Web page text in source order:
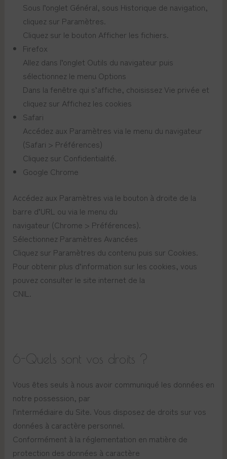
Sous l’onglet Général, sous Historique de navigation,
cliquez sur Paramètres.
Cliquez sur le bouton Afficher les fichiers.
Firefox
Allez dans l’onglet Outils du navigateur puis
sélectionnez le menu Options
Dans la fenêtre qui s’affiche, choisissez Vie privée et
cliquez sur Affichez les cookies
Safari
Accédez aux Paramètres via le menu du navigateur
(Safari > Préférences)
Cliquez sur Confidentialité.
Google Chrome
Accédez aux Paramètres via le bouton à droite de la
barre d’URL ou via le menu du
navigateur (Chrome > Préférences).
Sélectionnez Paramètres Avancées
Cliquez sur Paramètres du contenu puis sur Cookies.
Pour obtenir plus d’information sur les cookies, vous
pouvez consulter le site internet de la
CNIL.
6-Quels sont vos droits ?
Vous êtes seuls à nous avoir communiqué les données en
notre possession, par
l’intermédiaire du Site. Vous disposez de droits sur vos
données à caractère personnel.
Conformément à la réglementation en matière de
protection des données à caractère